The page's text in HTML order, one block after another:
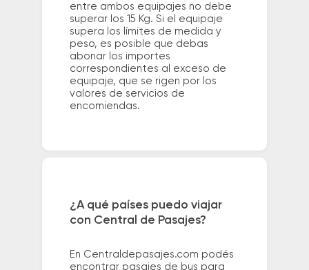
entre ambos equipajes no debe
superar los 15 Kg. Si el equipaje
supera los límites de medida y
peso, es posible que debas
abonar los importes
correspondientes al exceso de
equipaje, que se rigen por los
valores de servicios de
encomiendas.
¿A qué países puedo viajar
con Central de Pasajes?
En Centraldepasajes.com podés
encontrar pasajes de bus para